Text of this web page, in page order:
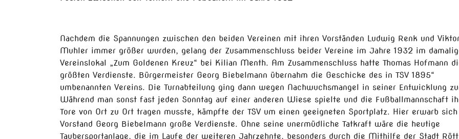
Nachdem die Spannungen zwischen den beiden Vereinen mit ihren Vorständen Ludwig Renk und
Muhler immer größer wurden, gelang der Zusammenschluss beider Vereine im Jahre 1932 im
Vereinslokal „Zum Goldenen Kreuz“ bei Kilian Menth. Am Zusammenschluss hatte Thomas Hofmann
größten Verdienste. Bürgermeister Georg Biebelmann übernahm die Geschicke des in TSV 1895“
umbenannten Vereins. Die Turnabteilung ging dann wegen Nachwuchsmangel in seiner Entwicklung
Während man sonst fast jeden Sonntag auf einer anderen Wiese spielte und die Fußballmannschaft
Tore von Ort zu Ort tragen musste, kämpfte der TSV um einen geeigneten Sportplatz. Hier erwarb sich
Vorstand Georg Biebelmann große Verdienste. Ohne seine unermüdliche Tatkraft wäre die heutige
Taubersportanlage, die im Laufe der weiteren Jahrzehnte, besonders durch die Mithilfe der Stadt